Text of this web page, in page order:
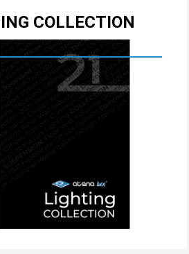
COLLECTION